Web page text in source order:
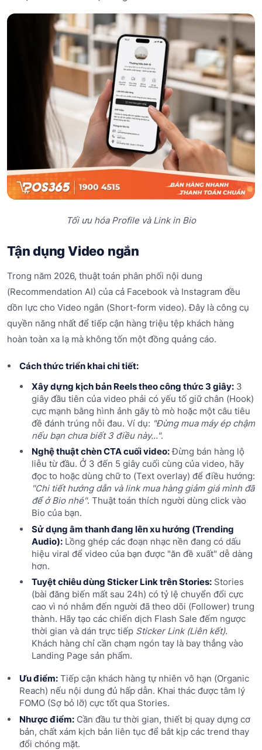
Tối ưu hóa Profile và Link in Bio
Tận dụng Video ngắn
Trong năm 2026, thuật toán phân phối nội dung
(Recommendation AI) của cả Facebook và Instagram đều
dồn lực cho Video ngắn (Short-form video). Đây là công cụ
quyền năng nhất để tiếp cận hàng triệu tệp khách hàng
hoàn toàn xa lạ mà không tốn một đồng quảng cáo.
Cách thức triển khai chi tiết:
Xây dựng kịch bản Reels theo công thức 3 giây:3
giây đầu tiên của video phải có yếu tố giữ chân (Hook)
cực mạnh bằng hình ảnh gây tò mò hoặc một câu tiêu
đề đánh trúng nỗi đau. Ví dụ: "Đừng mua máy ép chậm
nếu bạn chưa biết 3 điều này...".
Nghệ thuật chèn CTA cuối video:Đừng bán hàng lộ
liễu từ đầu. Ở 3 đến 5 giây cuối cùng của video, hãy
đọc to hoặc dùng chữ to (Text overlay) để điều hướng:
"Chi tiết hướng dẫn và link mua hàng giảm giá mình đã
để ở Bio nhé". Thuật toán thích người dùng click vào
Bio của bạn.
Sử dụng âm thanh đang lên xu hướng (Trending
Audio):Lồng ghép các đoạn nhạc nền đang có dấu
hiệu viral để video của bạn được "ăn đề xuất" dễ dàng
hơn.
Tuyệt chiêu dùng Sticker Link trên Stories:Stories
(bài đăng biến mất sau 24h) có tỷ lệ chuyển đổi cực
cao vì nó nhắm đến người đã theo dõi (Follower) trung
thành. Hãy tạo các chiến dịch Flash Sale đếm ngược
thời gian và dán trực tiếp Sticker Link (Liên kết).
Khách hàng chỉ cần chạm ngón tay là bay thẳng vào
Landing Page sản phẩm.
Ưu điểm:Tiếp cận khách hàng tự nhiên vô hạn (Organic
Reach) nếu nội dung đủ hấp dẫn. Khai thác được tâm lý
FOMO (Sợ bỏ lỡ) cực tốt qua Stories.
Nhược điểm:Cần đầu tư thời gian, thiết bị quay dựng cơ
bản, chất xám kịch bản liên tục để bắt kịp các trend thay
đổi chóng mặt.